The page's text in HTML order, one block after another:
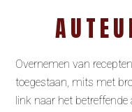
Overnemen van
toegestaan, mits met
link naar het